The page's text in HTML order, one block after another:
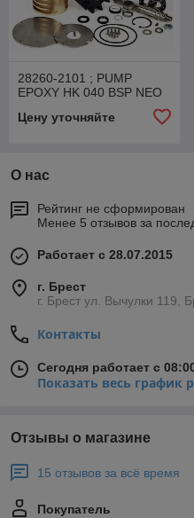
28260-2101 ; PUMP
EPOXY HK 040 BSP NEO
Цену уточняйте
О нас
Рейтинг не сформирован
Менее 5 отзывов за
Работает с 28.07.2015
г. Брест
г. Брест ул. Вычулки 119,
Контакты
Сегодня работает с
Показать весь график
Отзывы о магазине
15 отзывов за всё время
Покупатель